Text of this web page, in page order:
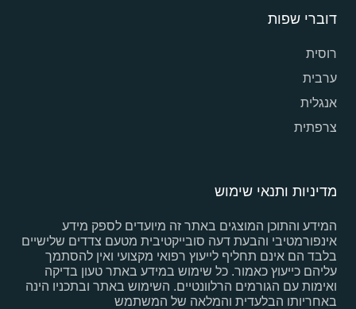
דוברי שפות
רוסית
ערבית
אנגלית
צרפתית
מדיניות ותנאי שימוש
המידע והתוכן המוצגים באתר זה מיועדים לספק מידע
אינפורמטיבי והבעת דעה סובייקטיבית מטעם צדדים שלישיים
בלבד הם אינם תחליף לייעוץ רפואי מקצועי ואין להסתמך
עליהם כייעוץ כאמור. כל שימוש במידע באתר טעון בדיקה
ואימות עם הגורמים הרלוונטיים. השימוש באתר ובתכניו הינה
באחריותו הבלעדית והמלאה של המשתמש